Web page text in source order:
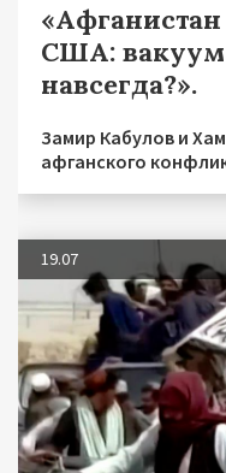
США: вакуум
навсегда?».
Замир Кабулов и
афганского
19.07